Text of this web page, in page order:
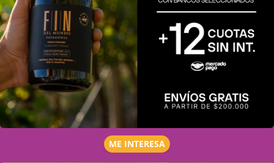
ME INTERESA